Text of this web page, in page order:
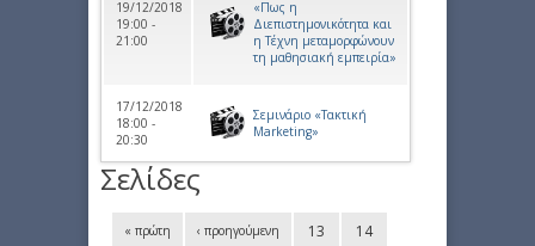
19/12/2018
19:00 -
21:00
«Πως η
Διεπιστημονικότητα και
η Τέχνη μεταμορφώνουν
τη μαθησιακή εμπειρία»
17/12/2018
18:00 -
20:30
Σεμινάριο «Τακτική
Marketing»
Σελίδες
« πρώτη ‹ προηγούμενη 13 14